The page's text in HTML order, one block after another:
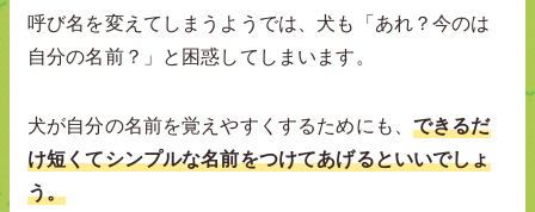
呼び名を変えてしまうようでは、犬も「あれ？今のは
自分の名前？」と困惑してしまいます。
犬が自分の名前を覚えやすくするためにも、 できるだ
け短くてシンプルな名前をつけてあげるといいでしょ
う。